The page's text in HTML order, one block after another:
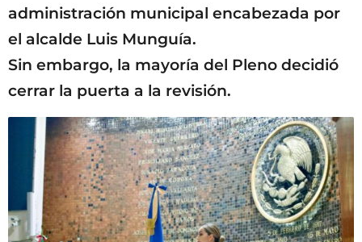
administración municipal encabezada por
el alcalde Luis Munguía.
Sin embargo, la mayoría del Pleno decidió
cerrar la puerta a la revisión.